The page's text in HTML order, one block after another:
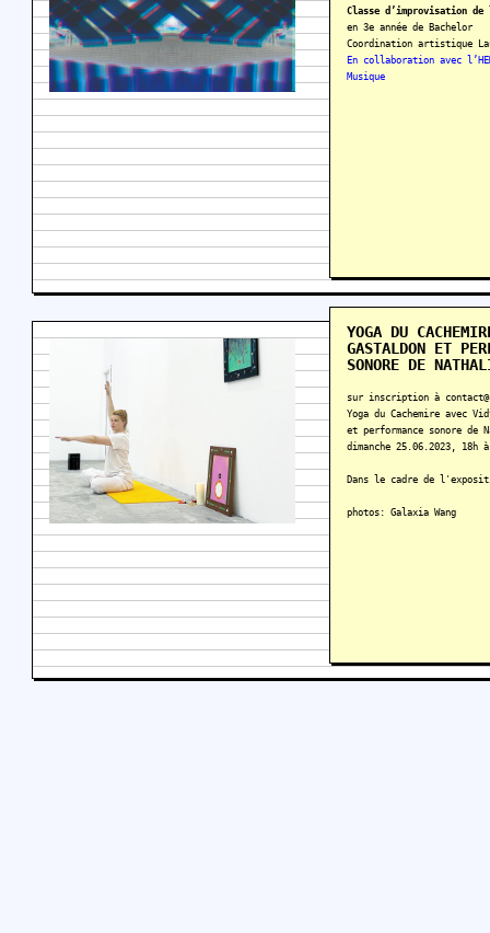
Classe d’improvisation de
en 3e année de Bachelor
Coordination artistique
En collaboration avec
Musique
YOGA DU
GASTALDON ET
SONORE DE
sur inscription à
Yoga du Cachemire avec
et performance sonore de
dimanche 25.06.2023, 18h à
Dans le cadre de
photos: Galaxia Wang